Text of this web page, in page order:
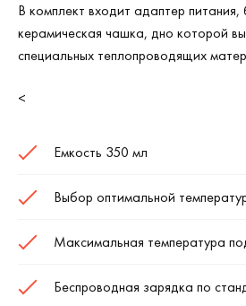
В комплект входит адаптер
керамическая чашка, дно которой
специальных теплопроводящих
<
Емкость 350 мл
Выбор оптимальной
Максимальная температура
Беспроводная зарядка по